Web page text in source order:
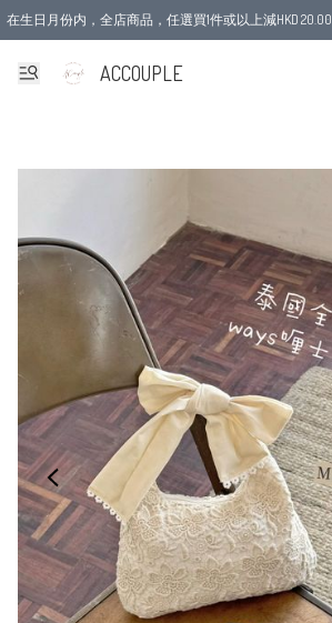
在生日月份内，全店商品，任選買1件或以上減HKD 20.00
ACCOUPLE